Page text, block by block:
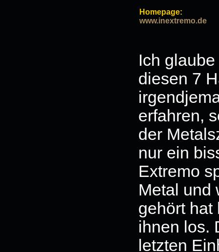
Homepage:
www.inextremo.de
Ich
diesen 7
erfahren,
der
nur ein
Extremo
Metal und
gehört hat
ihnen los.
letzten